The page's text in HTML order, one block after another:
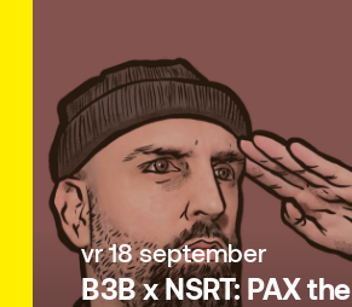
vr 18 september
B3B x NSRT: PAX the